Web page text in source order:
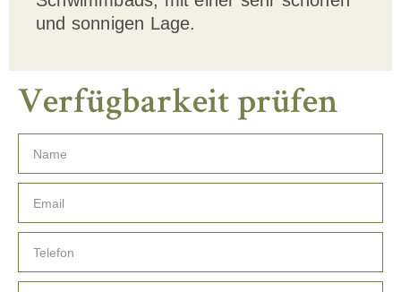
und sonnigen Lage.
Verfügbarkeitprüfen